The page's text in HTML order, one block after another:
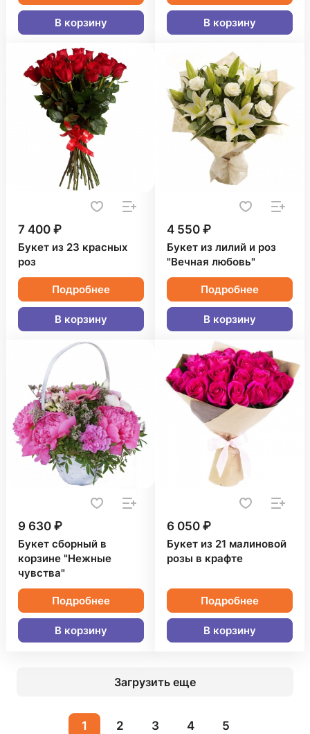
В корзину В корзину
7 400 ₽
Букет из 23 красных
роз
Подробнее
В корзину
4 550 ₽
Букет из лилий и роз
"Вечная любовь"
Подробнее
В корзину
9 630 ₽
Букет сборный в
корзине "Нежные
чувства"
Подробнее
В корзину
6 050 ₽
Букет из 21 малиновой
розы в крафте
Подробнее
В корзину
Загрузить еще
1 2 3 4 5